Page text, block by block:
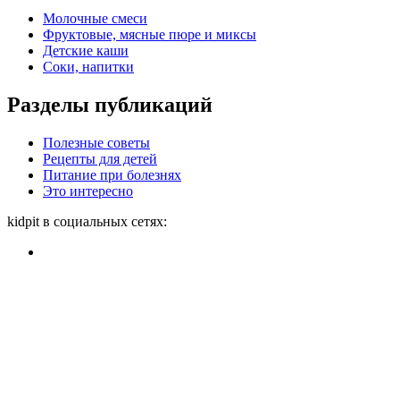
Молочные смеси
Фруктовые, мясные пюре и миксы
Детские каши
Соки, напитки
Разделы публикаций
Полезные советы
Рецепты для детей
Питание при болезнях
Это интересно
kidpit в социальных сетях: